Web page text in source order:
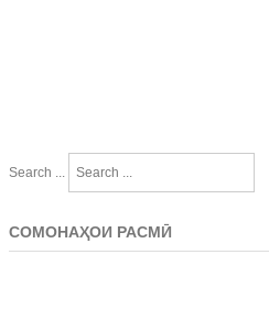
Search ...
СОМОНАҲОИ РАСМӢ